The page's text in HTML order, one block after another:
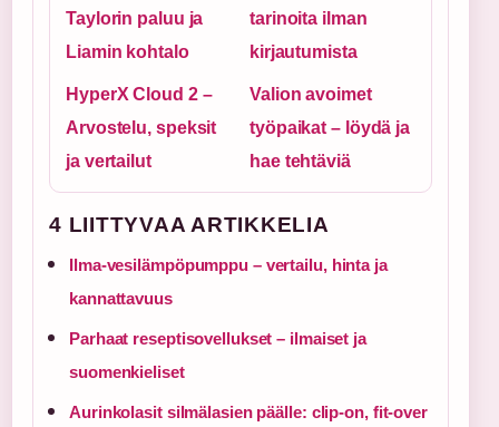
Taylorin paluu ja
Liamin kohtalo
tarinoita ilman
kirjautumista
HyperX Cloud 2 –
Arvostelu, speksit
ja vertailut
Valion avoimet
työpaikat – löydä ja
hae tehtäviä
4 LIITTYVAA ARTIKKELIA
Ilma-vesilämpöpumppu – vertailu, hinta ja
kannattavuus
Parhaat reseptisovellukset – ilmaiset ja
suomenkieliset
Aurinkolasit silmälasien päälle: clip-on, fit-over